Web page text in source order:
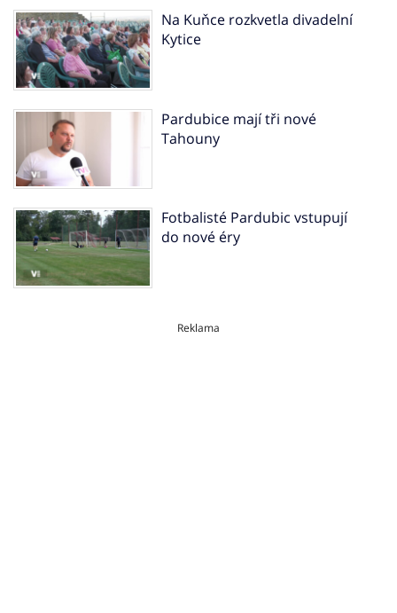
Na Kuňce rozkvetla divadelní
Kytice
Pardubice mají tři nové
Tahouny
Fotbalisté Pardubic vstupují
do nové éry
Reklama